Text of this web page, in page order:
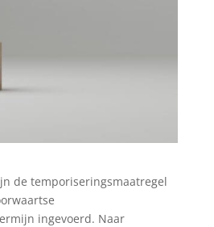
de temporiseringsmaatregel
ingevoerd. Naar